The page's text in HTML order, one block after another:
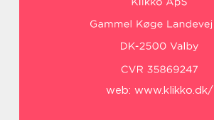
web: www.klikko.dk/